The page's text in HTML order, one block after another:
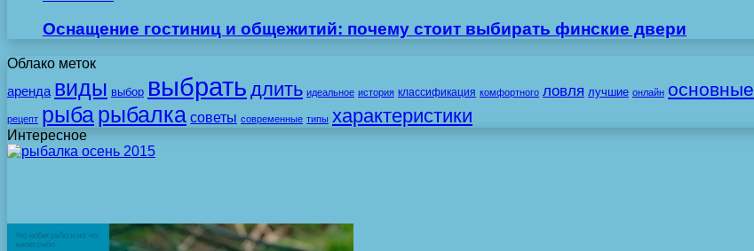
Оснащение гостиниц и общежитий: почему стоит выбирать финские двери
Облако меток
аренда виды выбор выбрать длить идеальное история классификация комфортного ловля лучшие онлайн основные
рецепт рыбарыбалка советы современные типы характеристики
Интересное